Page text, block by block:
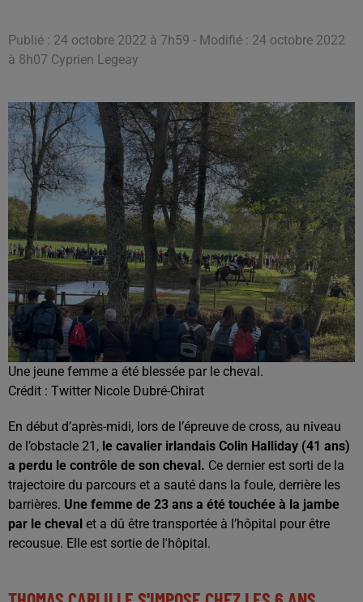
Publié : 24 octobre 2022 à 7h59 - Modifié : 24 octobre 2022
à 8h07 Cyprien Legeay
Une jeune femme a été blessée par le cheval.
Crédit : Twitter Nicole Dubré-Chirat
En début d’après-midi, lors de l’épreuve de cross, au niveau
de l’obstacle 21, le cavalier irlandais Colin Halliday (41 ans)
a perdu le contrôle de son cheval. Ce dernier est sorti de la
trajectoire du parcours et a sauté dans la foule, derrière les
barrières. Une femme de 23 ans a été touchée à la jambe
par le cheval et a dû être transportée à l’hôpital pour être
recousue. Elle est sortie de l'hôpital.